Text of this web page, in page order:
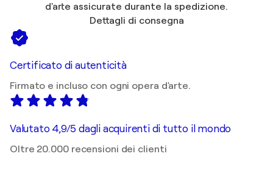
d'arte assicurate durante la spedizione.
Dettagli di consegna
Certificato di autenticità
Firmato e incluso con ogni opera d'arte.
Valutato 4,9/5 dagli acquirenti di tutto il mondo
Oltre 20.000 recensioni dei clienti